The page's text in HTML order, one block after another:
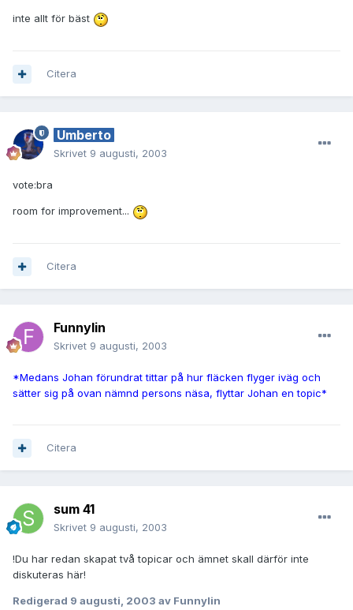
inte allt för bäst
Citera
Umberto
Skrivet 9 augusti, 2003
vote:bra
room for improvement...
Citera
Funnylin
Skrivet 9 augusti, 2003
*Medans Johan förundrat tittar på hur fläcken flyger iväg och
sätter sig på ovan nämnd persons näsa, flyttar Johan en topic*
Citera
sum 41
Skrivet 9 augusti, 2003
!Du har redan skapat två topicar och ämnet skall därför inte
diskuteras här!
Redigerad 9 augusti, 2003 av Funnylin